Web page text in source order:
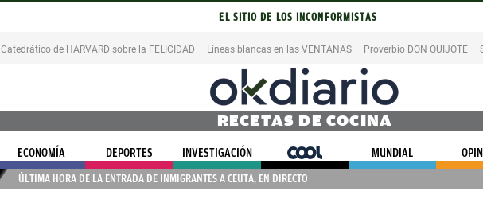
EL SITIO DE LOS INCONFORMISTAS
Catedrático de HARVARD sobre la FELICIDAD Líneas blancas en las VENTANAS Proverbio DON QUIJOTE
RECETAS DE COCINA
ECONOMÍA DEPORTES INVESTIGACIÓN COOL MUNDIAL
ÚLTIMA HORA DE LA ENTRADA DE INMIGRANTES A CEUTA, EN DIRECTO